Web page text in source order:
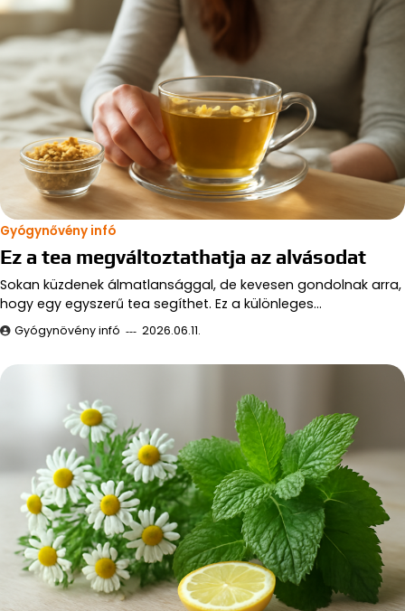
Gyógynővény infó
Ez a tea megváltoztathatja az alvásodat
Sokan küzdenek álmatlansággal, de kevesen gondolnak arra,
hogy egy egyszerű tea segíthet. Ez a különleges…
Gyógynövény infó 2026.06.11.